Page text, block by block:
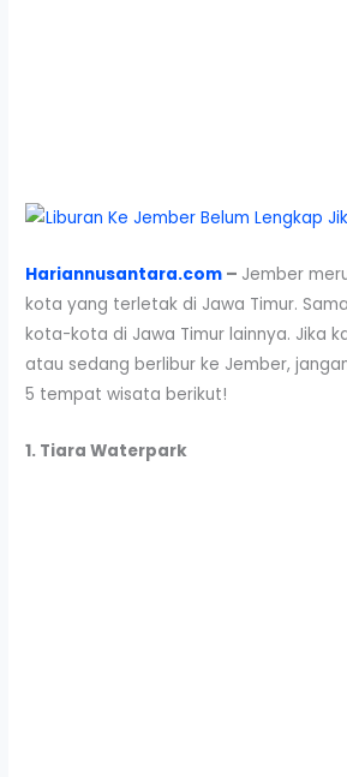
Hariannusantara.com – Jember
kota yang terletak di Jawa Timur.
kota-kota di Jawa Timur lainnya. Jika
atau sedang berlibur ke Jember,
5 tempat wisata berikut!
1. Tiara Waterpark